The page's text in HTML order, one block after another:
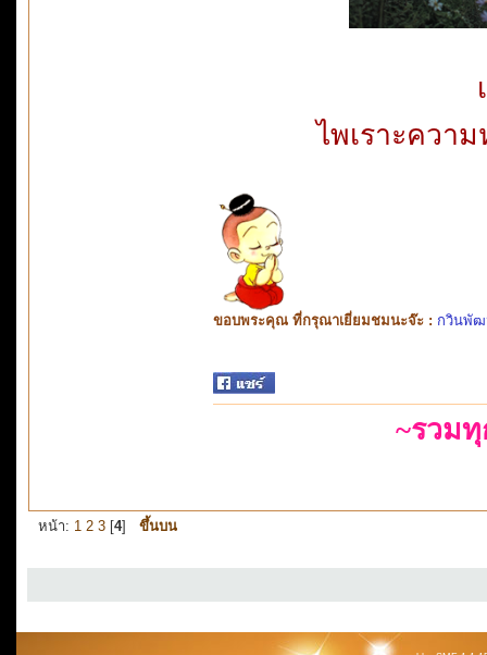
ไพเราะควา
ขอบพระคุณ ที่กรุณาเยี่ยมชมนะจ๊ะ : กวินพั
~รวม
หน้า: 1 2 3 [4] ขึ้นบน